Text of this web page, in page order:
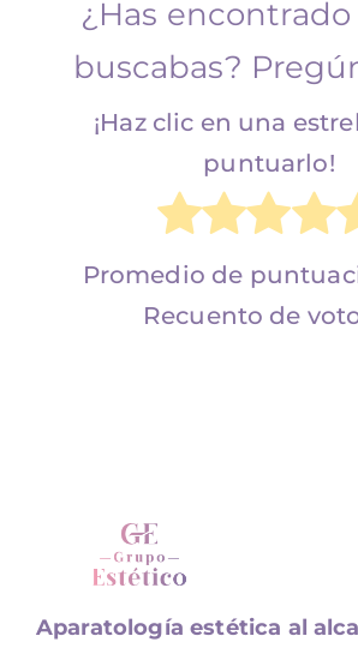
¿Has
buscabas?
¡Haz clic en una
puntuarlo!
Promedio de
Recuento de
Aparatología estética al